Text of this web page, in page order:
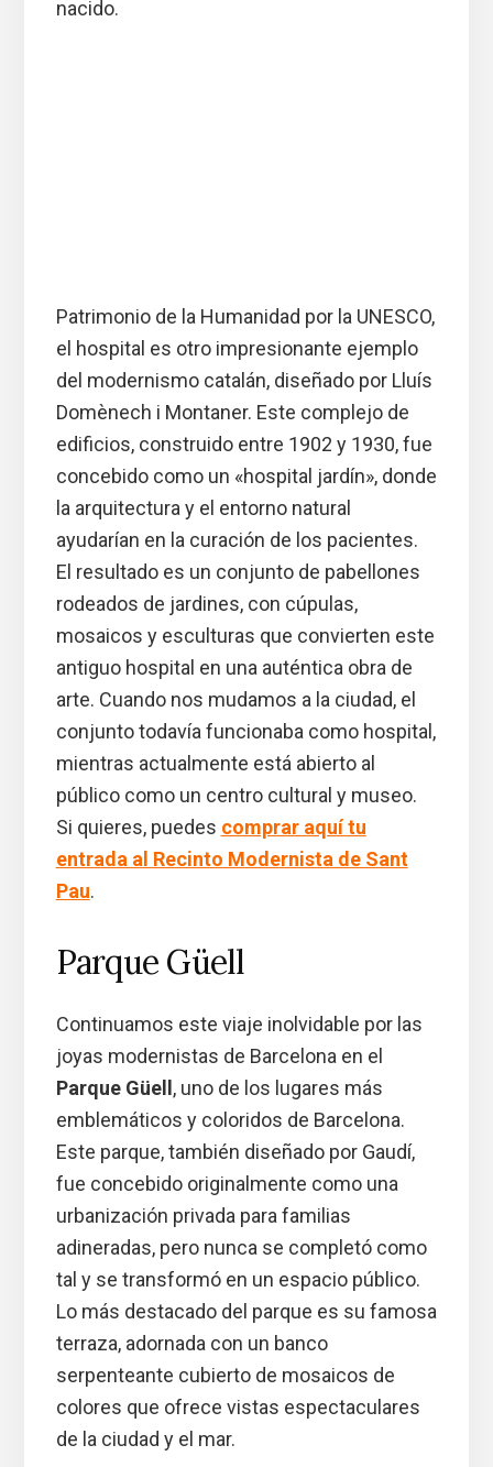
nacido.
Patrimonio de la Humanidad por la UNESCO,
el hospital es otro impresionante ejemplo
del modernismo catalán, diseñado por Lluís
Domènech i Montaner. Este complejo de
edificios, construido entre 1902 y 1930, fue
concebido como un «hospital jardín», donde
la arquitectura y el entorno natural
ayudarían en la curación de los pacientes.
El resultado es un conjunto de pabellones
rodeados de jardines, con cúpulas,
mosaicos y esculturas que convierten este
antiguo hospital en una auténtica obra de
arte. Cuando nos mudamos a la ciudad, el
conjunto todavía funcionaba como hospital,
mientras actualmente está abierto al
público como un centro cultural y museo.
Si quieres, puedes comprar aquí tu
entrada al Recinto Modernista de Sant
Pau.
Parque Güell
Continuamos este viaje inolvidable por las
joyas modernistas de Barcelona en el
Parque Güell, uno de los lugares más
emblemáticos y coloridos de Barcelona.
Este parque, también diseñado por Gaudí,
fue concebido originalmente como una
urbanización privada para familias
adineradas, pero nunca se completó como
tal y se transformó en un espacio público.
Lo más destacado del parque es su famosa
terraza, adornada con un banco
serpenteante cubierto de mosaicos de
colores que ofrece vistas espectaculares
de la ciudad y el mar.